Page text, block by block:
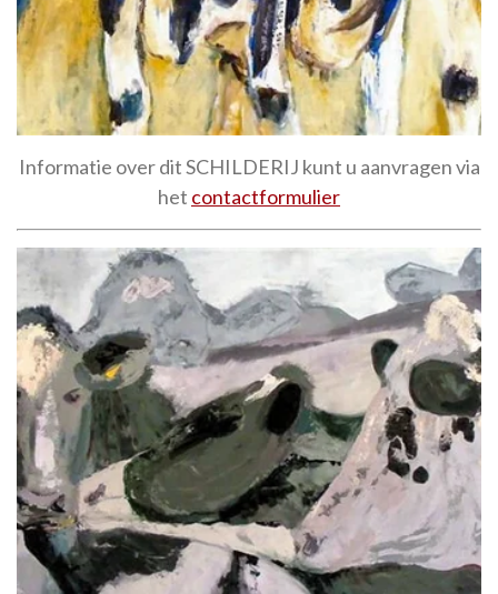
Informatie over dit SCHILDERIJ kunt u aanvragen via
het contactformulier